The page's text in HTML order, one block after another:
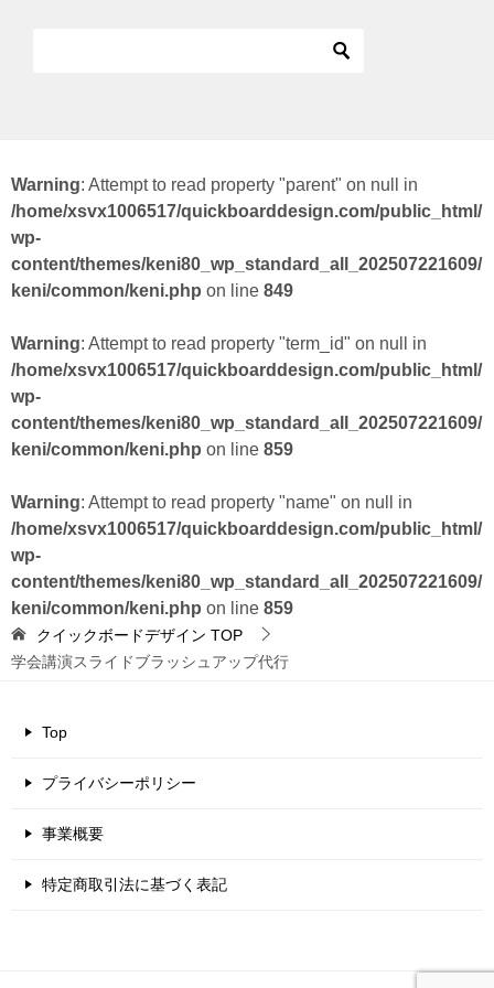
Warning: Attempt to read property "parent" on null in
/home/xsvx1006517/quickboarddesign.com/public_html/
wp-
content/themes/keni80_wp_standard_all_202507221609/
keni/common/keni.php on line 849
Warning: Attempt to read property "term_id" on null in
/home/xsvx1006517/quickboarddesign.com/public_html/
wp-
content/themes/keni80_wp_standard_all_202507221609/
keni/common/keni.php on line 859
Warning: Attempt to read property "name" on null in
/home/xsvx1006517/quickboarddesign.com/public_html/
wp-
content/themes/keni80_wp_standard_all_202507221609/
keni/common/keni.php on line 859
クイックボードデザイン TOP
学会講演スライドブラッシュアップ代行
Top
プライバシーポリシー
事業概要
特定商取引法に基づく表記